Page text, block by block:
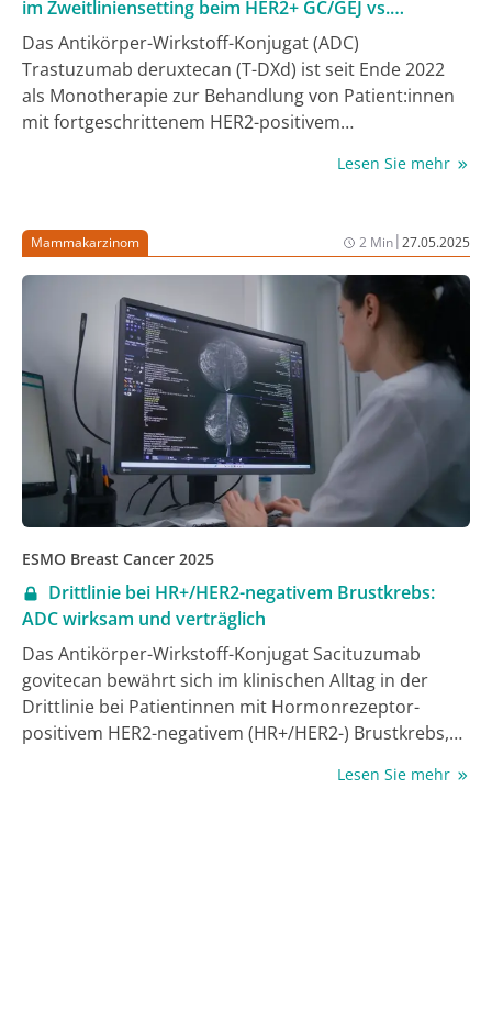
im Zweitliniensetting beim HER2+ GC/GEJ vs.
Ramucirumab/Paclitaxel
Das Antikörper-Wirkstoff-Konjugat (ADC)
Trastuzumab deruxtecan (T-DXd) ist seit Ende 2022
als Monotherapie zur Behandlung von Patient:innen
mit fortgeschrittenem HER2-positivem
gastroösophagealen Übergangs (GEJ zugelassen, die
Therapieschema erhalten haben. Nachdem die
Zulassung auf Basis von Phase-II-Studien erfolgt war,
konnte nun die konfirmatorische Studie DESTINY-
Gastric 04 auch im Phase-III-Setting einen
signifikanten und klinisch relevanten
Überlebensvorteil nach Trastuzumab-basierter
Vorbehandlung gegenüber dem Zweitlinienstandard
Ramucirumab plus Paclitaxel zeigen (1).
Lesen Sie mehr
Mammakarzinom 2 Min|27.05.2025
ESMO Breast Cancer 2025
Drittlinie bei HR+/HER2-negativem Brustkrebs:
ADC wirksam und verträglich
Das Antikörper-Wirkstoff-Konjugat Sacituzumab
govitecan bewährt sich im klinischen Alltag in der
Drittlinie bei Patientinnen mit Hormonrezeptor-
positivem HER2-negativem (HR+/HER2-) Brustkrebs,
anlässlich eines Symposiums vorstellte.Lesen Sie mehr